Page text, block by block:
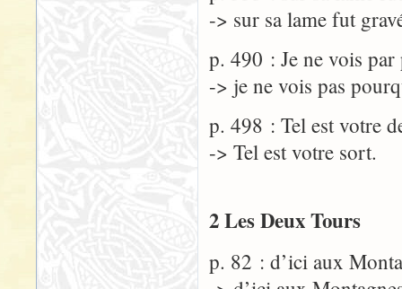
-> sur sa lame fut
p. 490 : Je ne vois
-> je ne vois pas
p. 498 : Tel est votre
-> Tel est votre sort.
2 Les Deux Tours
p. 82 : d’ici aux